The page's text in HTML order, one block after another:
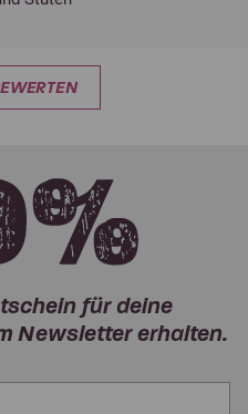
für deine
Newsletter erhalten.